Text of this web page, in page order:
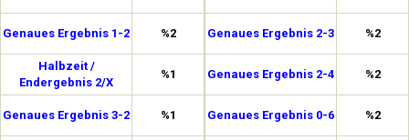
Genaues Ergebnis 1-2 %2
Halbzeit /
Endergebnis 2/X
%1
Genaues Ergebnis 3-2 %1
Genaues Ergebnis 2-3 %2
Genaues Ergebnis 2-4 %2
Genaues Ergebnis 0-6 %2